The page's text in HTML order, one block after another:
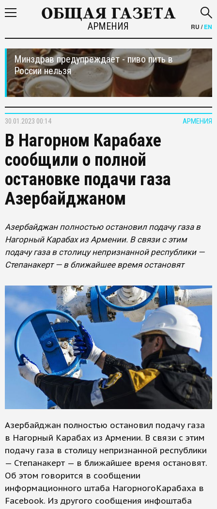
АРМЕНИЯ RU /EN
Минздрав предупреждает - пиво пить в
России нельзя
АРМЕНИЯ
30.01.2023 00:14
В Нагорном Карабахе
сообщили о полной
остановке подачи газа
Азербайджаном
Азербайджан полностью остановил подачу газа в
Нагорный Карабах из Армении. В связи с этим
подачу газа в столицу непризнанной республики —
Степанакерт — в ближайшее время остановят
Азербайджан полностью остановил подачу газа
в Нагорный Карабах из Армении. В связи с этим
подачу газа в столицу непризнанной республики
— Степанакерт — в ближайшее время остановят.
Об этом говорится в сообщении
информационного штаба НагорногоКарабаха в
Facebook. Из другого сообщения инфоштаба